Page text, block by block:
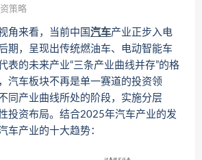
策略
角来看，当前中国 汽车产业正步入电
期，呈现出传统燃油车、电动智能车
表的未来产业“三条产业曲线并存”的格
汽车板块不再是单一赛道的投资领
同产业曲线所处的阶段，实施分层
投资布局。结合2025年汽车产业的发
车产业的十大趋势：